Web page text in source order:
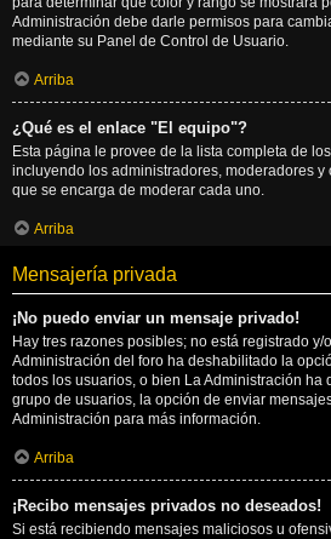
Administración debe darle permisos para
mediante su Panel de Control de Usuario.
Arriba
¿Qué es el enlace "El equipo"?
Esta página le provee de la lista completa de
incluyendo los administradores, moderadores y
que se encarga de moderar cada uno.
Arriba
Mensajería privada
¡No puedo enviar un mensaje privado!
Hay tres razones posibles; no está registrado y/
Administración del foro ha deshabilitado la
todos los usuarios, o bien La Administración ha
grupo de usuarios, la opción de enviar
Administración para más información.
Arriba
¡Recibo mensajes privados no deseados!
Si está recibiendo mensajes maliciosos u